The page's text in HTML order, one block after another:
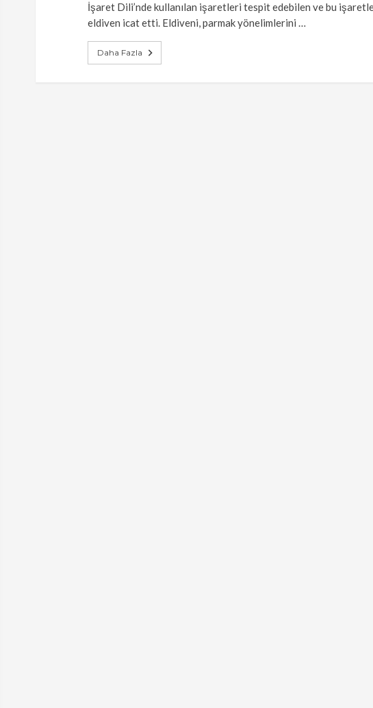
İşaret Dili’nde kullanılan işaretleri tespit edebilen ve bu
eldiven icat etti. Eldiveni, parmak yönelimlerini …
Daha Fazla